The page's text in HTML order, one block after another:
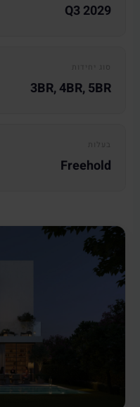
Q3 2029
סוג יחידות
3BR, 4BR, 5BR
בעלות
Freehold